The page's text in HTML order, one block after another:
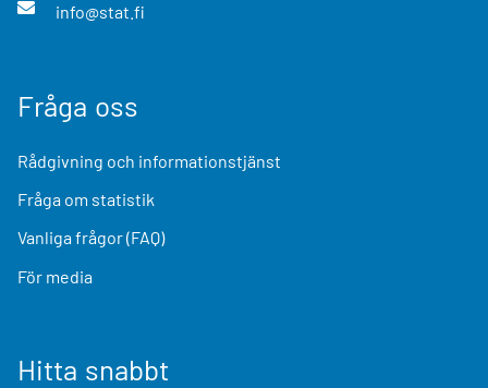
info@stat.fi
Fråga oss
Rådgivning och informationstjänst
Fråga om statistik
Vanliga frågor (FAQ)
För media
Hitta snabbt